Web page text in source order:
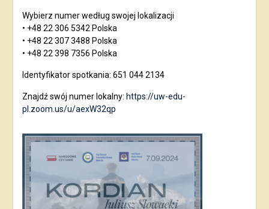
Wybierz numer według swojej lokalizacji
• +48 22 306 5342 Polska
• +48 22 307 3488 Polska
• +48 22 398 7356 Polska
Identyfikator spotkania: 651 044 2134
Znajdź swój numer lokalny: https://uw-edu-
pl.zoom.us/u/aexW32qp